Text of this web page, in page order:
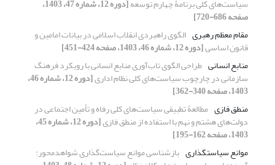
سیاست‌های کلی برنامۀ چهارم توسعه [دوره 12، شماره 47، 1403،
صفحه 686-720]
مقام معظم رهبری الگوی راهبردی انقلاب اسلامی در بیانات امامین و
قانون اساسی[دوره 12، شماره 46، 1403، صفحه 424-451]
منابع انسانی طراحی الگوی تاب‌آوری منابع انسانی با رویکرد فرهنگ
سازمانی در چارچوب سیاست‌های کلی نظام اداری [دوره 12، شماره 46،
1403، صفحه 340-362]
منطق فازی مطالعۀ تطبیقی سیاست‌های کلی رفاه و تأمین اجتماعی در
دولت‌های هشتم و نهم با استفاده از منطق فازی [دوره 12، شماره 45،
1403، صفحه 162-195]
موانع سیاستگذاری بازشناسی موانع سیاست‌گذاری شواهدمحور: